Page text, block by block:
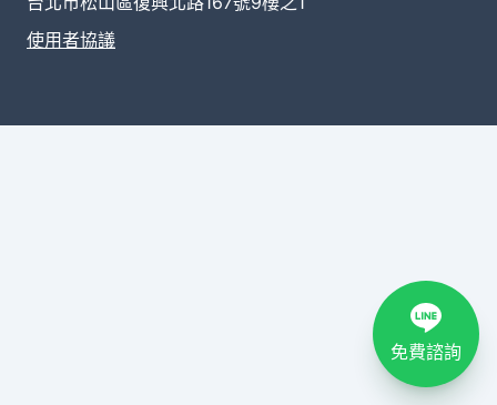
使用者協議
免費諮詢